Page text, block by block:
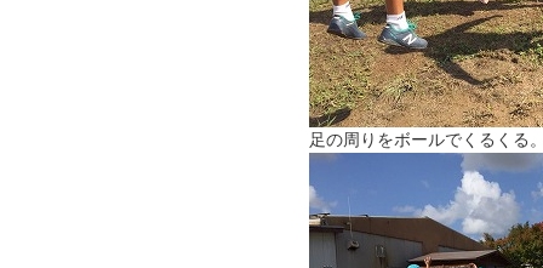
足の周りをボールでくるくる